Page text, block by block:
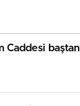
Caddesi baştan